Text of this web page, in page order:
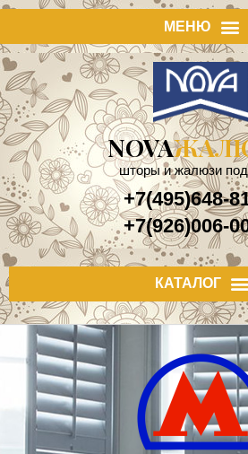
NOVA
шторы и жалюзи
+7(495)648-
+7(926)006-